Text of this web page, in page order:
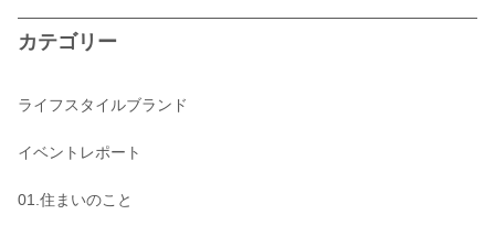
カテゴリー
ライフスタイルブランド
イベントレポート
01.住まいのこと